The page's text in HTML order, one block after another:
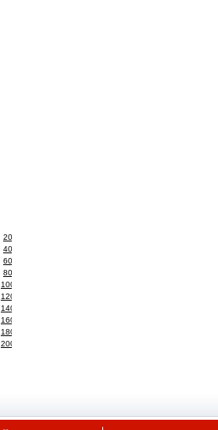
20
40
60
80
100
120
140
160
180
200